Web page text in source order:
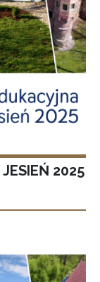
2025